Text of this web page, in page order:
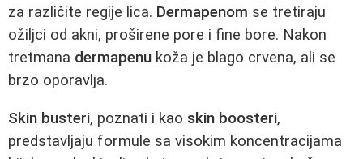
za različite regije lica. Dermapenom se tretiraju
ožiljci od akni, proširene pore i fine bore. Nakon
tretmana dermapenu koža je blago crvena, ali se
brzo oporavlja.
Skin busteri, poznati i kao skin boosteri,
predstavljaju formule sa visokim koncentracijama